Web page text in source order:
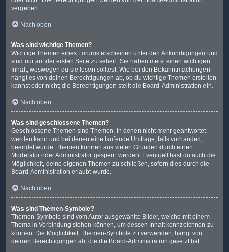
vergeben.
Nach oben
Was sind wichtige Themen?
Wichtige Themen eines Forums erscheinen unter den Ankündigungen und
sind nur auf der ersten Seite zu sehen. Sie haben meist einen wichtigen
Inhalt, weswegen du sie lesen solltest. Wie bei den Bekanntmachungen
hängt es von deinen Berechtigungen ab, ob du wichtige Themen erstellen
kannst oder nicht; die Berechtigungen stellt die Board-Administration ein.
Nach oben
Was sind geschlossene Themen?
Geschlossene Themen sind Themen, in denen nicht mehr geantwortet
werden kann und bei denen eine laufende Umfrage, falls vorhanden,
beendet wurde. Themen können aus vielen Gründen durch einen
Moderator oder Administrator gesperrt werden. Eventuell hast du auch die
Möglichkeit, deine eigenen Themen zu schließen, sofern dies durch die
Board-Administration erlaubt wurde.
Nach oben
Was sind Themen-Symbole?
Themen-Symbole sind vom Autor ausgewählte Bilder, welche mit einem
Thema in Verbindung stehen können, um dessen Inhalt kennzeichnen zu
können. Die Möglichkeit, Themen-Symbole zu verwenden, hängt von
deinen Berechtigungen ab, die die Board-Administration gesetzt hat.